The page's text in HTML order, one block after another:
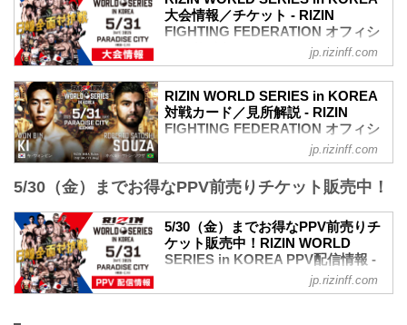
大会情報／チケット - RIZIN
FIGHTING FEDERATION オフィシ
【5/9更新】全席種完売のお知らせ
RIZIN WORLD SERIES in KOREAのチケ
ットは全席種完売いたしました。大会を
ットをお買い求めください。
5/30（金）までお得なPPV前売りチケッ
ト販売中！RIZIN WORLD SERIES in
KOREA PPV配信情報 - RIZIN FIGHTING
FEDERATION オフィシャルサイト
RIZIN WORLD SERIES in KOREAのPPV
配信チケットが、本日5月...
jp.rizinff.com
RIZIN WORLD SERIES in KOREA
対戦カード／見所解説 - RIZIN
FIGHTING FEDERATION オフィシ
ソウザ
キ・ウォンビン vs. ホベルト・サトシ・
ソウザ
キム・スーチョル vs. 佐藤将光
RIZIN MMAルール：5分 3R（61.0kg）
キム・スーチョル vs. 佐藤将光
jp.rizinff.com
5/30（金）までお得なPPV前売りチケット販売中！
5/30（金）までお得なPPV前売りチ
ケット販売中！RIZIN WORLD
SERIES in KOREA PPV配信情報 -
RIZIN FIGHTING FEDERATION オ
フィシャルサイト
jp.rizinff.com